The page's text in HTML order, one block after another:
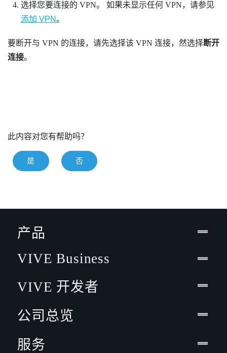
选择您要连接的 VPN。 如果未显示任何 VPN，请参见
添加 VPN。
要断开与 VPN 的连接，请先选择该 VPN 连接，然选择断开
连接。
此内容对您有帮助吗？
是 否
产品
VIVE Business
VIVE 开发者
公司总览
服务